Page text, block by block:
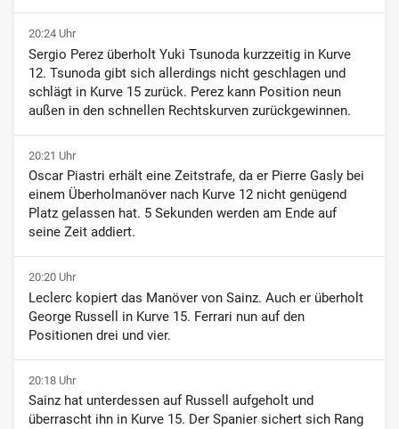
20:24 Uhr
Sergio Perez überholt Yuki Tsunoda kurzzeitig in Kurve
12. Tsunoda gibt sich allerdings nicht geschlagen und
schlägt in Kurve 15 zurück. Perez kann Position neun
außen in den schnellen Rechtskurven zurückgewinnen.
20:21 Uhr
Oscar Piastri erhält eine Zeitstrafe, da er Pierre Gasly bei
einem Überholmanöver nach Kurve 12 nicht genügend
Platz gelassen hat. 5 Sekunden werden am Ende auf
seine Zeit addiert.
20:20 Uhr
Leclerc kopiert das Manöver von Sainz. Auch er überholt
George Russell in Kurve 15. Ferrari nun auf den
Positionen drei und vier.
20:18 Uhr
Sainz hat unterdessen auf Russell aufgeholt und
überrascht ihn in Kurve 15. Der Spanier sichert sich Rang